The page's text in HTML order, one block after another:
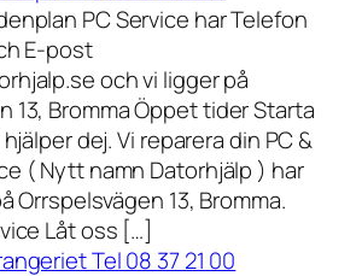
PC Service har Telefon
E-post
och vi ligger på
13, Bromma Öppet tider Starta
dej. Vi reparera din PC &
( Nytt namn Datorhjälp ) har
Orrspelsvägen 13, Bromma.
Låt oss […]
Tel 08 37 21 00